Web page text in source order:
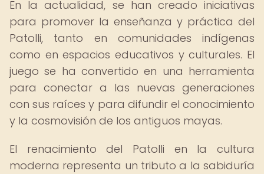
En la actualidad, se han creado iniciativas
para promover la enseñanza y práctica del
Patolli, tanto en comunidades indígenas
como en espacios educativos y culturales. El
juego se ha convertido en una herramienta
para conectar a las nuevas generaciones
con sus raíces y para difundir el conocimiento
y la cosmovisión de los antiguos mayas.
El renacimiento del Patolli en la cultura
moderna representa un tributo a la sabiduría